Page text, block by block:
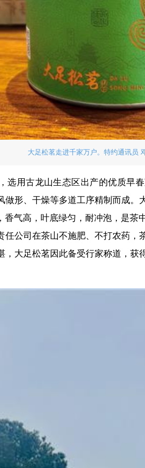
大足松茗走进千家万户。特约通讯员
选用古龙山生态区出产的优质早
做形、干燥等多道工序精制而成。
气高，叶底绿匀，耐冲泡，是茶
任公司在茶山不施肥、不打农药
，大足松茗因此备受行家称道，获